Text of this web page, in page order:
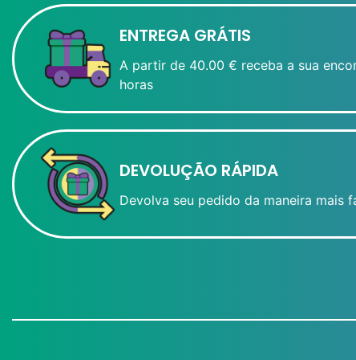
ENTREGA GRÁTIS
A partir de 40.00 € receba a sua
horas
DEVOLUÇÃO RÁPIDA
Devolva seu pedido da maneira mais